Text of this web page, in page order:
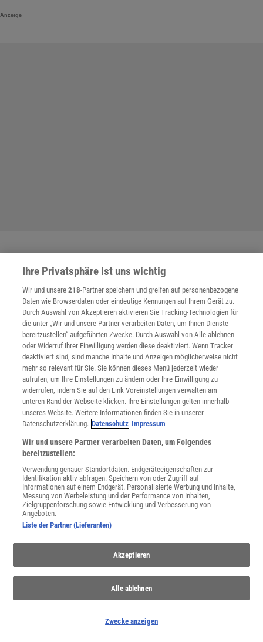
Anzeige
PARTNERINHALTE
NACH OBEN
Für Sie im Spektrum-Shop und am Kiosk:
Ihre Privatsphäre ist uns wichtig
Wir und unsere218-Partner speichern und greifen auf personenbezogene
Daten wie Browserdaten oder eindeutige Kennungen auf Ihrem Gerät zu.
Durch Auswahl von Akzeptieren aktivieren Sie Tracking-Technologien für
die unter „Wir und unsere Partner verarbeiten Daten, um Ihnen Dienste
bereitzustellen“ aufgeführten Zwecke. Durch Auswahl von Alle ablehnen
oder Widerruf Ihrer Einwilligung werden diese deaktiviert. Wenn Tracker
deaktiviert sind, sind manche Inhalte und Anzeigen möglicherweise nicht
mehr so relevant für Sie. Sie können dieses Menü jederzeit wieder
aufrufen, um Ihre Einstellungen zu ändern oder Ihre Einwilligung zu
widerrufen, indem Sie auf den Link Voreinstellungen verwalten am
unteren Rand der Webseite klicken. Ihre Einstellungen gelten innerhalb
unseres Website. Weitere Informationen finden Sie in unserer
Datenschutzerklärung. Datenschutz Impressum
Wir und unsere Partner verarbeiten Daten, um Folgendes
bereitzustellen:
Verwendung genauer Standortdaten. Endgeräteeigenschaften zur
Identifikation aktiv abfragen. Speichern von oder Zugriff auf
Informationen auf einem Endgerät. Personalisierte Werbung und Inhalte,
Messung von Werbeleistung und der Performance von Inhalten,
Zielgruppenforschung sowie Entwicklung und Verbesserung von
Angeboten.
Liste der Partner (Lieferanten)
Akzeptieren
Alle ablehnen
Zwecke anzeigen